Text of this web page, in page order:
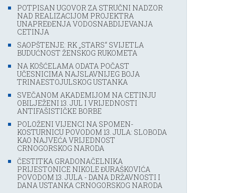
POTPISAN UGOVOR ZA STRUČNI NADZOR
NAD REALIZACIJOM PROJEKTRA
UNAPREĐENJA VODOSNABDIJEVANJA
CETINJA
SAOPŠTENJE: RK „STARS“ SVIJETLA
BUDUĆNOST ŽENSKOG RUKOMETA
NA KOŠĆELAMA ODATA POČAST
UČESNICIMA NAJSLAVNIJEG BOJA
TRINAESTOJULSKOG USTANKA
SVEČANOM AKADEMIJOM NA CETINJU
OBILJEŽENI 13. JUL I VRIJEDNOSTI
ANTIFAŠISTIČKE BORBE
POLOŽENI VIJENCI NA SPOMEN-
KOSTURNICU POVODOM 13. JULA: SLOBODA
KAO NAJVEĆA VRIJEDNOST
CRNOGORSKOG NARODA
ČESTITKA GRADONAČELNIKA
PRIJESTONICE NIKOLE ĐURAŠKOVIĆA
POVODOM 13. JULA - DANA DRŽAVNOSTI I
DANA USTANKA CRNOGORSKOG NARODA